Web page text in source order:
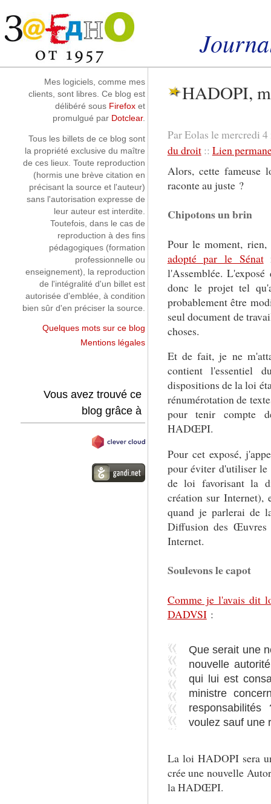
HADOPI,
Par Eolas le mercredi
du droit:: Lien
Alors, cette fameuse
raconte au juste ?
Chipotons un brin
Pour le moment,
adopté par le Sénat
l'Assemblée.
donc le projet tel
probablement être
seul document de
choses.
Et de fait, je ne
contient l'essentiel
dispositions de la loi
rénumérotation de
pour tenir compte
HADŒPI.
Pour cet exposé,
pour éviter d'utiliser
de loi favorisant la
création sur
quand je parlerai de
Diffusion des
Internet.
Soulevons le capot
Comme je l'avais dit
DADVSI:
Que serait une
nouvelle
qui lui est
ministre
voulez sauf une
La loi HADOPI sera
crée une nouvelle
la HADŒPI.
Mes logiciels, comme mes
clients, sont libres. Ce blog est
délibéré sous Firefox et
promulgué par Dotclear.
Tous les billets de ce blog sont
la propriété exclusive du maître
de ces lieux. Toute reproduction
(hormis une brève citation en
précisant la source et l'auteur)
sans l'autorisation expresse de
leur auteur est interdite.
Toutefois, dans le cas de
reproduction à des fins
pédagogiques (formation
professionnelle ou
enseignement), la reproduction
de l'intégralité d'un billet est
autorisée d'emblée, à condition
bien sûr d'en préciser la source.
Quelques mots sur ce blog
Mentions légales
Vous avez trouvé ce
blog grâce à